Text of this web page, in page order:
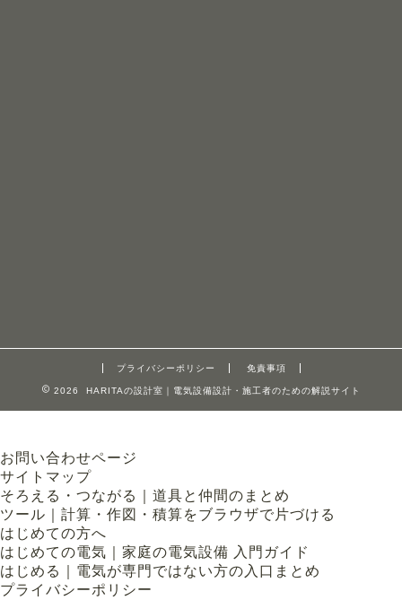
プライバシーポリシー 免責事項
2026 HARITAの設計室｜電気設備設計・施工者のための解説サイト
お問い合わせページ
サイトマップ
そろえる・つながる｜道具と仲間のまとめ
ツール｜計算・作図・積算をブラウザで片づける
はじめての方へ
はじめての電気｜家庭の電気設備 入門ガイド
はじめる｜電気が専門ではない方の入口まとめ
プライバシーポリシー